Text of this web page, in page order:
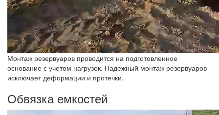
Монтаж резервуаров проводится на подготовленное
основание с учетом нагрузок. Надежный монтаж резервуаров
исключает деформации и протечки.
Обвязка емкостей